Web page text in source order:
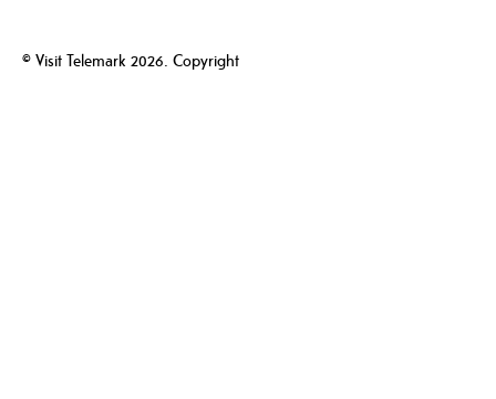
© Visit Telemark 2026. Copyright